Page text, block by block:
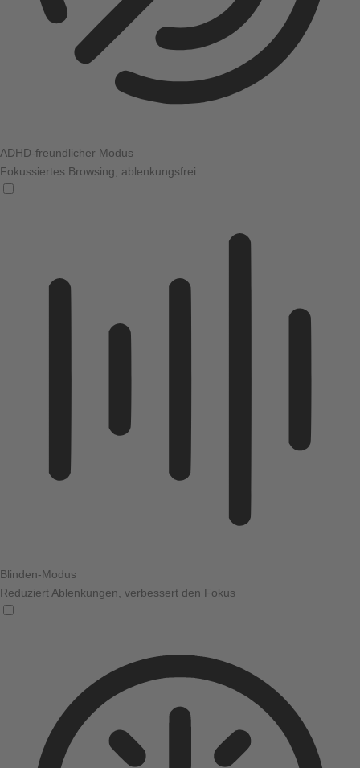
ADHD-freundlicher Modus
Fokussiertes Browsing, ablenkungsfrei
Blinden-Modus
Reduziert Ablenkungen, verbessert den Fokus